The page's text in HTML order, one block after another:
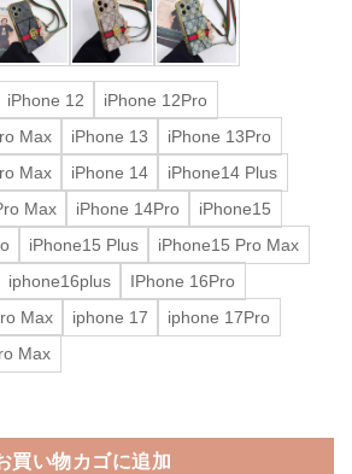
iPhone 12
iPhone 12Pro
Max
iPhone 13
iPhone 13Pro
Max
iPhone 14
iPhone14 Plus
Max
iPhone 14Pro
iPhone15
iPhone15 Plus
iPhone15 Pro Max
iphone16plus
IPhone 16Pro
Max
iphone 17
iphone 17Pro
Max
パロディ iphone air/17pro/17promax ケ
買い物カゴに追加